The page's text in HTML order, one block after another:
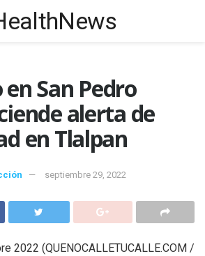
San Pedro
alerta de
en Tlalpan
septiembre 29, 2022
2022 (QUENOCALLETUCALLE.COM /